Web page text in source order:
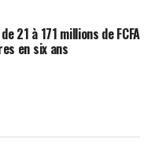
21 à 171 millions de FCFA
en six ans